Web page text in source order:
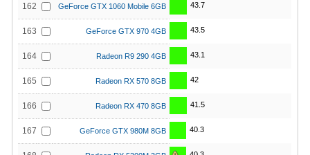
162 GeForce GTX 1060 Mobile 6GB 43.7
163 GeForce GTX 970 4GB 43.5
164 Radeon R9 290 4GB 43.1
165 Radeon RX 570 8GB 42
166 Radeon RX 470 8GB 41.5
167 GeForce GTX 980M 8GB 40.3